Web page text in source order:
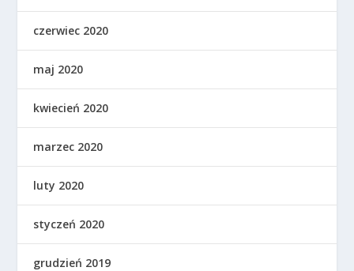
czerwiec 2020
maj 2020
kwiecień 2020
marzec 2020
luty 2020
styczeń 2020
grudzień 2019